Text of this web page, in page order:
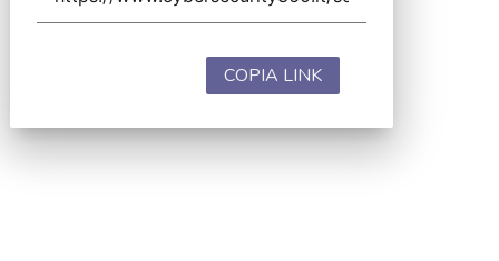
COPIA LINK